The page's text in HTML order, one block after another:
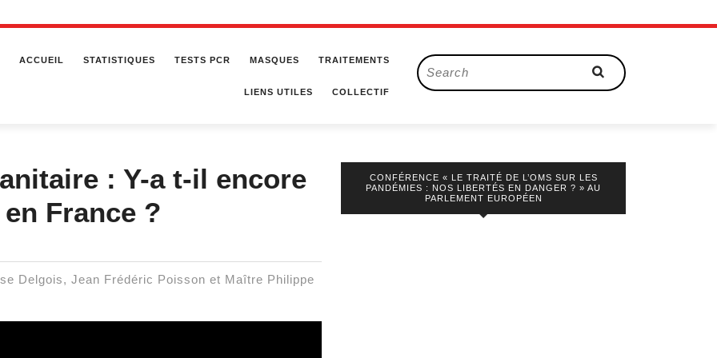
ACCUEIL STATISTIQUES TESTS PCR MASQUES TRAITEMENTS
LIENS UTILES COLLECTIF
Search
for:
: Y-a t-il encore
France ?
Delgois, Jean Frédéric Poisson et Maître Philippe
CONFÉRENCE « LE TRAITÉ DE L’OMS SUR LES
PANDÉMIES : NOS LIBERTÉS EN DANGER ? » AU
PARLEMENT EUROPÉEN